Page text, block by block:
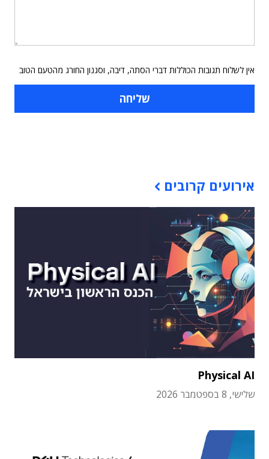
אין לשלוח תגובות הכוללות דברי הסתה, דיבה, וסגנון החורג מהטעם הטוב
אירועים קרובים
Physical AI
שלישי, 8 בספטמבר 2026